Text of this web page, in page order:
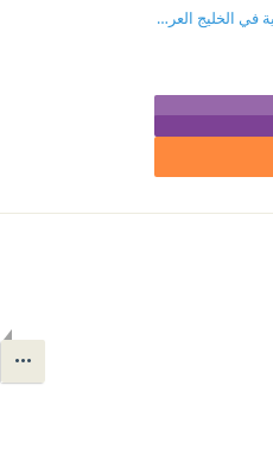
صراع الأمراء: علاقة نجد بالقوى السياسية في الخليج العربي 1800-1870